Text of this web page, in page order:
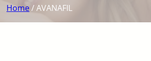
Home/ AVANAFIL